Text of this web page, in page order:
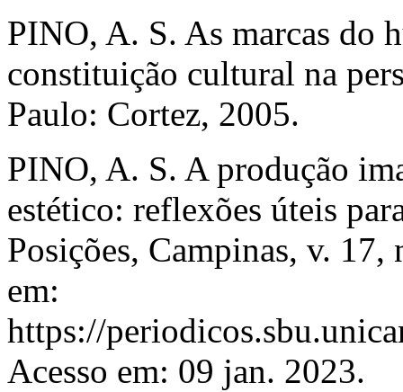
PINO, A. S. As marcas do
constituição cultural na
Paulo: Cortez, 2005.
PINO, A. S. A produção
estético: reflexões úteis
Posições, Campinas, v.
em:
https://
Acesso em: 09 jan. 2023.